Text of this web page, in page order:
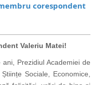
corespondent
Valeriu Matei!
Prezidiul Academiei de
Sociale, Economice,